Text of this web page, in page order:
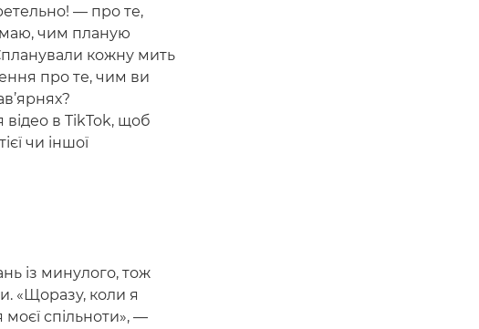
— про те,
чим планую
кожну мить
про те, чим ви
в TikTok, щоб
чи іншої
із минулого, тож
«Щоразу, коли я
спільноти», —